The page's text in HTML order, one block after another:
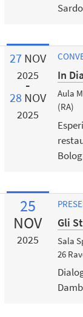
Sardo
27 NOV
2025
28 NOV
2025
In
Aula
(RA)
25
NOV
2025
Gli
Sala
26